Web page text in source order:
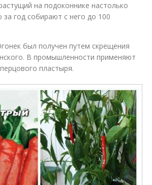
на подоконнике настолько
год собирают с него до 100
был получен путем скрещения
В промышленности применяют
пластыря.